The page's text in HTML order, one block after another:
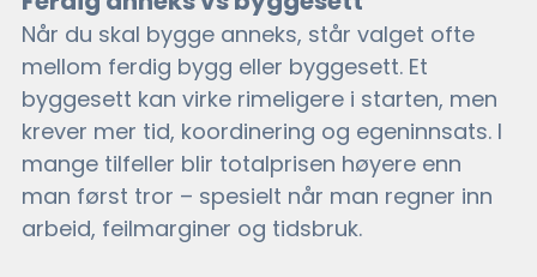
Når du skal bygge anneks, står valget ofte
mellom ferdig bygg eller byggesett. Et
byggesett kan virke rimeligere i starten, men
krever mer tid, koordinering og egeninnsats. I
mange tilfeller blir totalprisen høyere enn
man først tror – spesielt når man regner inn
arbeid, feilmarginer og tidsbruk.